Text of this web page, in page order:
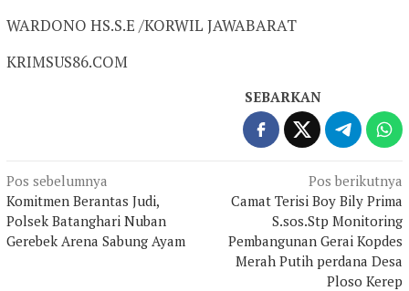
WARDONO HS.S.E /KORWIL JAWABARAT
KRIMSUS86.COM
SEBARKAN
Navigasi
pos
Pos sebelumnya
Komitmen Berantas Judi,
Polsek Batanghari Nuban
Gerebek Arena Sabung Ayam
Pos berikutnya
Camat Terisi Boy Bily Prima
S.sos.Stp Monitoring
Pembangunan Gerai Kopdes
Merah Putih perdana Desa
Ploso Kerep